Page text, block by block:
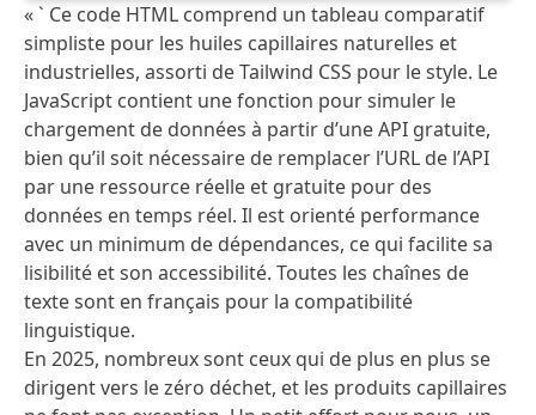
« ` Ce code HTML comprend un tableau comparatif
simpliste pour les huiles capillaires naturelles et
industrielles, assorti de Tailwind CSS pour le style. Le
JavaScript contient une fonction pour simuler le
chargement de données à partir d’une API gratuite,
bien qu’il soit nécessaire de remplacer l’URL de l’API
par une ressource réelle et gratuite pour des
données en temps réel. Il est orienté performance
avec un minimum de dépendances, ce qui facilite sa
lisibilité et son accessibilité. Toutes les chaînes de
texte sont en français pour la compatibilité
linguistique.
En 2025, nombreux sont ceux qui de plus en plus se
dirigent vers le zéro déchet, et les produits capillaires